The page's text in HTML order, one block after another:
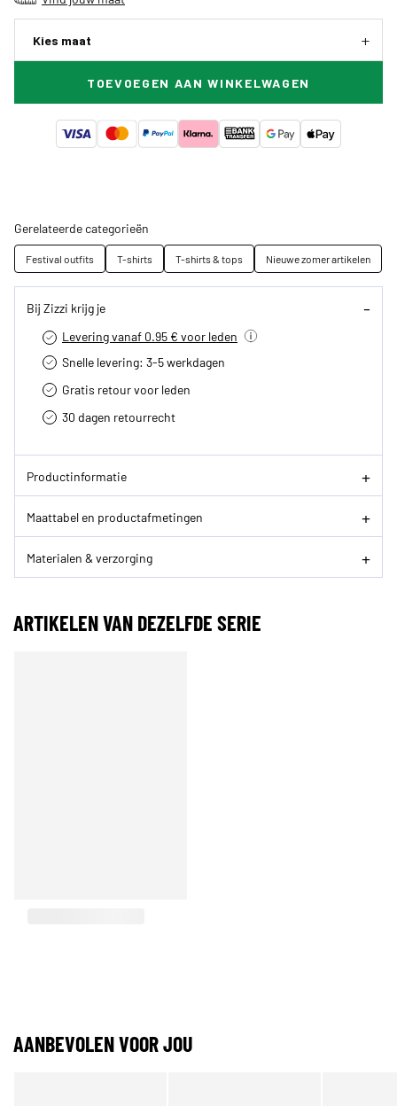
Kies maat
TOEVOEGEN AAN WINKELWAGEN
Gerelateerde categorieën
Festival outfits T-shirts T-shirts & tops Nieuwe zomer artikelen
Bij Zizzi krijg je
Levering vanaf 0.95 € voor leden
Snelle levering: 3-5 werkdagen
Gratis retour voor leden
30 dagen retourrecht­
Productinformatie
Maattabel en productafmetingen
Materialen & verzorging
ARTIKELEN VAN DEZELFDE SERIE
AANBEVOLEN VOOR JOU